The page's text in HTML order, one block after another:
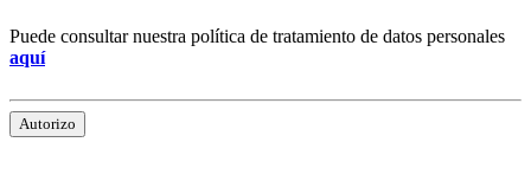
Puede consultar nuestra política de tratamiento de datos personales
aquí
Autorizo